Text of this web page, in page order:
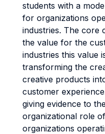
students with a
for organizations
industries. The core
the value for the
industries this value
transforming the
creative products
customer
giving evidence to
organizational role
organizations